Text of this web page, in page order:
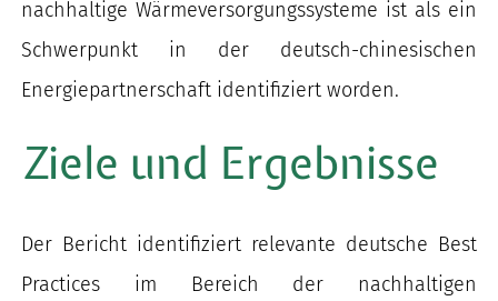
nachhaltige Wärmeversorgungssysteme ist als ein
Schwerpunkt in der deutsch-chinesischen
Energiepartnerschaft identifiziert worden.
Ziele und Ergebnisse
Der Bericht identifiziert relevante deutsche Best
Practices im Bereich der nachhaltigen